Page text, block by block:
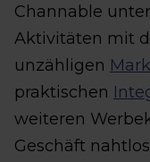
Channable
Aktivitäten mit
unzähligen
praktischen
weiteren
Geschäft